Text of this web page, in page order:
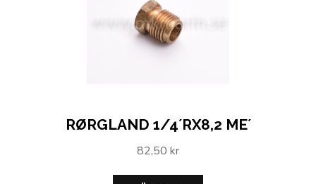
RØRGLAND 1/4´RX8,2 ME´
82,50 kr